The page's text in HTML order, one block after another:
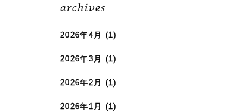
archives
2026年4月 (1)
2026年3月 (1)
2026年2月 (1)
2026年1月 (1)